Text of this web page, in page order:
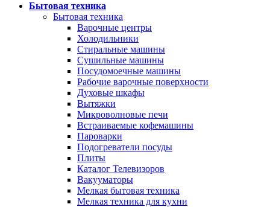
Бытовая техника
Бытовая техника
Варочные центры
Холодильники
Стиральные машины
Сушильные машины
Посудомоечные машины
Рабочие варочные поверхности
Духовые шкафы
Вытяжки
Микроволновые печи
Встраиваемые кофемашины
Пароварки
Подогреватели посуды
Плиты
Каталог Телевизоров
Вакууматоры
Мелкая бытовая техника
Мелкая техника для кухни